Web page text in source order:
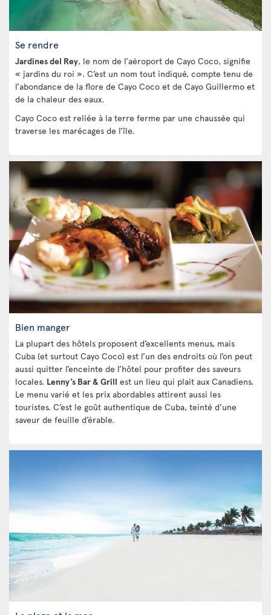
Se rendre
Jardines del Rey, le nom de l’aéroport de Cayo Coco, signifie
« jardins du roi ». C’est un nom tout indiqué, compte tenu de
l’abondance de la flore de Cayo Coco et de Cayo Guillermo et
de la chaleur des eaux.
Cayo Coco est reliée à la terre ferme par une chaussée qui
traverse les marécages de l’île.
Bien manger
La plupart des hôtels proposent d’excellents menus, mais
Cuba (et surtout Cayo Coco) est l’un des endroits où l’on peut
aussi quitter l’enceinte de l’hôtel pour profiter des saveurs
locales. Lenny’s Bar & Grill est un lieu qui plait aux Canadiens.
Le menu varié et les prix abordables attirent aussi les
touristes. C’est le goût authentique de Cuba, teinté d’une
saveur de feuille d’érable.